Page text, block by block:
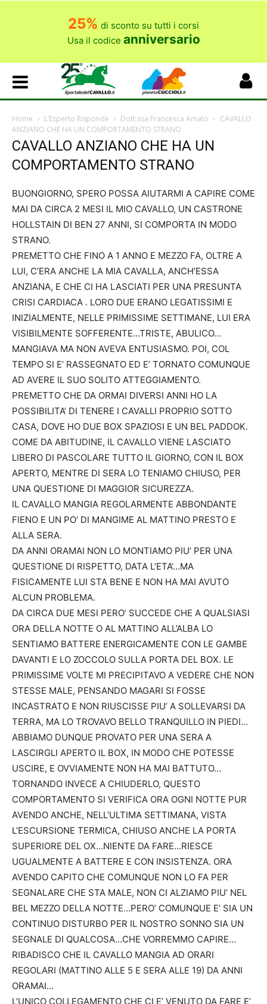
25% di sconto su tutti i corsi
Usa il codice anniversario
Home L’Esperto Risponde Dott.ssa Francesca Amato
CAVALLO
ANZIANO CHE HA UN COMPORTAMENTO STRANO
CAVALLO ANZIANO CHE HA UN
COMPORTAMENTO STRANO
BUONGIORNO, SPERO POSSA AIUTARMI A CAPIRE COME
MAI DA CIRCA 2 MESI IL MIO CAVALLO, UN CASTRONE
HOLLSTAIN DI BEN 27 ANNI, SI COMPORTA IN MODO
STRANO.
PREMETTO CHE FINO A 1 ANNO E MEZZO FA, OLTRE A
LUI, C’ERA ANCHE LA MIA CAVALLA, ANCH’ESSA
ANZIANA, E CHE CI HA LASCIATI PER UNA PRESUNTA
CRISI CARDIACA . LORO DUE ERANO LEGATISSIMI E
INIZIALMENTE, NELLE PRIMISSIME SETTIMANE, LUI ERA
VISIBILMENTE SOFFERENTE…TRISTE, ABULICO…
MANGIAVA MA NON AVEVA ENTUSIASMO. POI, COL
TEMPO SI E’ RASSEGNATO ED E’ TORNATO COMUNQUE
AD AVERE IL SUO SOLITO ATTEGGIAMENTO.
PREMETTO CHE DA ORMAI DIVERSI ANNI HO LA
POSSIBILITA’ DI TENERE I CAVALLI PROPRIO SOTTO
CASA, DOVE HO DUE BOX SPAZIOSI E UN BEL PADDOK.
COME DA ABITUDINE, IL CAVALLO VIENE LASCIATO
LIBERO DI PASCOLARE TUTTO IL GIORNO, CON IL BOX
APERTO, MENTRE DI SERA LO TENIAMO CHIUSO, PER
UNA QUESTIONE DI MAGGIOR SICUREZZA.
IL CAVALLO MANGIA REGOLARMENTE ABBONDANTE
FIENO E UN PO’ DI MANGIME AL MATTINO PRESTO E
ALLA SERA.
DA ANNI ORAMAI NON LO MONTIAMO PIU’ PER UNA
QUESTIONE DI RISPETTO, DATA L’ETA’…MA
FISICAMENTE LUI STA BENE E NON HA MAI AVUTO
ALCUN PROBLEMA.
DA CIRCA DUE MESI PERO’ SUCCEDE CHE A QUALSIASI
ORA DELLA NOTTE O AL MATTINO ALL’ALBA LO
SENTIAMO BATTERE ENERGICAMENTE CON LE GAMBE
DAVANTI E LO ZOCCOLO SULLA PORTA DEL BOX. LE
PRIMISSIME VOLTE MI PRECIPITAVO A VEDERE CHE NON
STESSE MALE, PENSANDO MAGARI SI FOSSE
INCASTRATO E NON RIUSCISSE PIU’ A SOLLEVARSI DA
TERRA, MA LO TROVAVO BELLO TRANQUILLO IN PIEDI…
ABBIAMO DUNQUE PROVATO PER UNA SERA A
LASCIRGLI APERTO IL BOX, IN MODO CHE POTESSE
USCIRE, E OVVIAMENTE NON HA MAI BATTUTO…
TORNANDO INVECE A CHIUDERLO, QUESTO
COMPORTAMENTO SI VERIFICA ORA OGNI NOTTE PUR
AVENDO ANCHE, NELL’ULTIMA SETTIMANA, VISTA
L’ESCURSIONE TERMICA, CHIUSO ANCHE LA PORTA
SUPERIORE DEL OX…NIENTE DA FARE…RIESCE
UGUALMENTE A BATTERE E CON INSISTENZA. ORA
AVENDO CAPITO CHE COMUNQUE NON LO FA PER
SEGNALARE CHE STA MALE, NON CI ALZIAMO PIU’ NEL
BEL MEZZO DELLA NOTTE…PERO’ COMUNQUE E’ SIA UN
CONTINUO DISTURBO PER IL NOSTRO SONNO SIA UN
SEGNALE DI QUALCOSA…CHE VORREMMO CAPIRE…
RIBADISCO CHE IL CAVALLO MANGIA AD ORARI
REGOLARI (MATTINO ALLE 5 E SERA ALLE 19) DA ANNI
ORAMAI…
L’UNICO COLLEGAMENTO CHE CI E’ VENUTO DA FARE E’